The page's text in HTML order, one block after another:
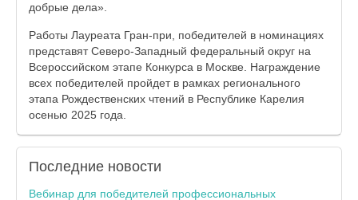
добрые дела».
Работы Лауреата Гран-при, победителей в номинациях
представят Северо-Западный федеральный округ на
Всероссийском этапе Конкурса в Москве. Награждение
всех победителей пройдет в рамках регионального
этапа Рождественских чтений в Республике Карелия
осенью 2025 года.
Последние новости
Вебинар для победителей профессиональных